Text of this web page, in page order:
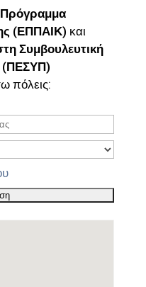
Πρόγραμμα
(ΕΠΠΑΙΚ) και
Συμβουλευτική
(ΠΕΣΥΠ)
πόλεις: